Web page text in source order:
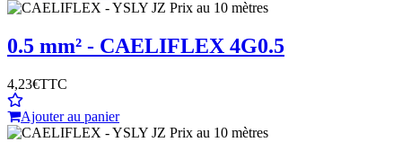
0.5 mm² - CAELIFLEX 4G0.5
4,23€TTC
Ajouter au panier